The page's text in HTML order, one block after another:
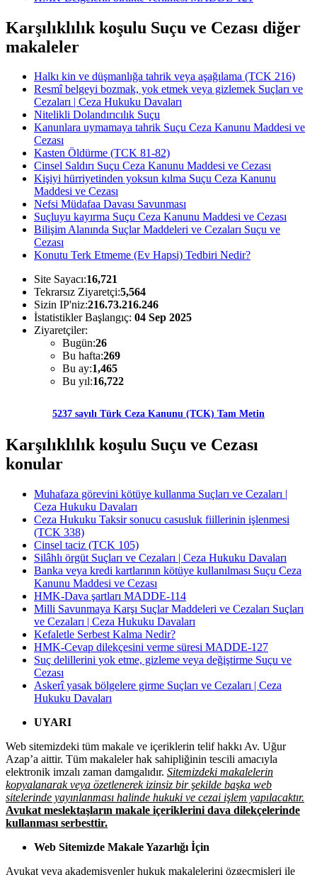
Karşılıklılık koşulu Suçu ve Cezası diğer
makaleler
Halkı kin ve düşmanlığa tahrik veya aşağılama (TCK 216)
Resmî belgeyi bozmak, yok etmek veya gizlemek Suçları ve
Cezaları | Ceza Hukuku Davaları
Nitelikli Dolandırıcılık Suçu
Kanunlara uymamaya tahrik Suçu Ceza Kanunu Maddesi ve
Cezası
Kasten Öldürme (TCK 81-82)
Cinsel Saldırı Suçu Ceza Kanunu Maddesi ve Cezası
Kişiyi hürriyetinden yoksun kılma Suçu Ceza Kanunu
Maddesi ve Cezası
Nefsi Müdafaa Davası Savunması
Suçluyu kayırma Suçu Ceza Kanunu Maddesi ve Cezası
Bilişim Alanında Suçlar Maddeleri ve Cezaları Suçu ve
Cezası
Konutu Terk Etmeme (Ev Hapsi) Tedbiri Nedir?
Site Sayacı:16,721
Tekrarsız Ziyaretçi:5,564
Sizin IP'niz:216.73.216.246
İstatistikler Başlangıç: 04 Sep 2025
Ziyaretçiler:
Bugün:26
Bu hafta:269
Bu ay:1,465
Bu yıl:16,722
5237 sayılı Türk Ceza Kanunu (TCK) Tam Metin
Karşılıklılık koşulu Suçu ve Cezası
konular
Muhafaza görevini kötüye kullanma Suçları ve Cezaları |
Ceza Hukuku Davaları
Ceza Hukuku Taksir sonucu casusluk fiillerinin işlenmesi
(TCK 338)
Cinsel taciz (TCK 105)
Silâhlı örgüt Suçları ve Cezaları | Ceza Hukuku Davaları
Banka veya kredi kartlarının kötüye kullanılması Suçu Ceza
Kanunu Maddesi ve Cezası
HMK-Dava şartları MADDE-114
Milli Savunmaya Karşı Suçlar Maddeleri ve Cezaları Suçları
ve Cezaları | Ceza Hukuku Davaları
Kefaletle Serbest Kalma Nedir?
HMK-Cevap dilekçesini verme süresi ​​​​​​​MADDE-127
Suç delillerini yok etme, gizleme veya değiştirme Suçu ve
Cezası
Askerî yasak bölgelere girme Suçları ve Cezaları | Ceza
Hukuku Davaları
UYARI
Web sitemizdeki tüm makale ve içeriklerin telif hakkı Av. Uğur
Azap’a aittir. Tüm makaleler hak sahipliğinin tescili amacıyla
elektronik imzalı zaman damgalıdır. Sitemizdeki makalelerin
kopyalanarak veya özetlenerek izinsiz bir şekilde başka web
sitelerinde yayınlanması halinde hukuki ve cezai işlem yapılacaktır.
Avukat meslektaşların makale içeriklerini dava dilekçelerinde
kullanması serbesttir.
Web Sitemizde Makale Yazarlığı İçin
Avukat veya akademisyenler hukuk makalelerini özgeçmişleri ile